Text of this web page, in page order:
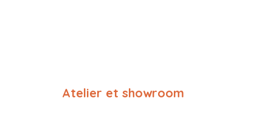
Atelier et showroom